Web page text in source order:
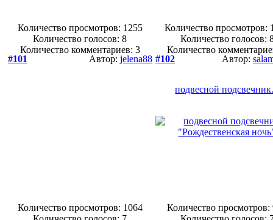
Количество просмотров: 1255
Количество голосов:8
Количество комментариев: 3
Количество просмотров:
Количество голосов:
Количество
#101
Автор: jelena88
Количество просмотров: 1064
#102 Автор:
подвесной
Количество просмотров: